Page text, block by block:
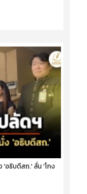
'อธิบดีสถ.' ลั่น 'โกง